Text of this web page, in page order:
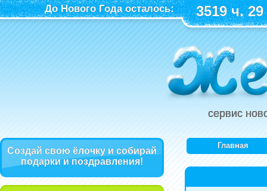
До Нового Года осталось: 3519 ч.
сервис
Создай свою ёлочку и собирай
подарки и поздравления!
Главная